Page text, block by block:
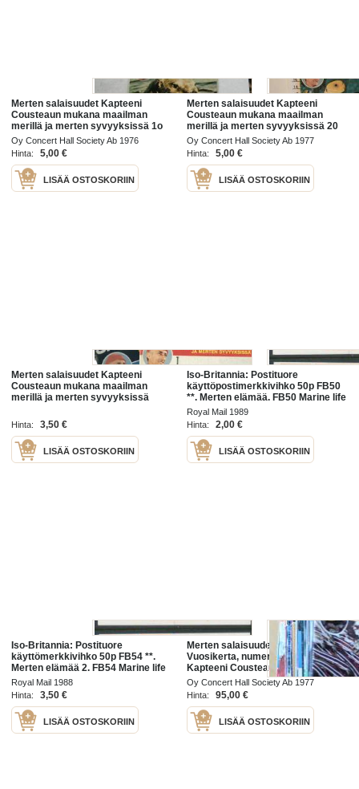
Merten salaisuudet Kapteeni
Cousteaun mukana maailman
merillä ja merten syvyyksissä 1o
/76
Oy Concert Hall Society Ab 1976
Hinta:
5,00 €
LISÄÄ OSTOSKORIIN
Merten salaisuudet Kapteeni
Cousteaun mukana maailman
merillä ja merten syvyyksissä 20
/77
Oy Concert Hall Society Ab 1977
Hinta:
5,00 €
LISÄÄ OSTOSKORIIN
Merten salaisuudet Kapteeni
Cousteaun mukana maailman
merillä ja merten syvyyksissä
Hinta: 3,50 €
LISÄÄ OSTOSKORIIN
Iso-Britannia: Postituore
käyttöpostimerkkivihko 50p FB50
**. Merten elämää. FB50 Marine life
1. Parasitic Anemone, Common
whelk Shell, Umbrella
Royal Mail 1989
Hinta:
2,00 €
LISÄÄ OSTOSKORIIN
Iso-Britannia: Postituore
käyttömerkkivihko 50p FB54 **.
Merten elämää 2. FB54 Marine life
2. The Common Hermit crab,
Bladder wrack, Laver spire shell.
Royal Mail 1988
Hinta:
3,50 €
LISÄÄ OSTOSKORIIN
Merten salaisuudet 1977 -
Vuosikerta, numerot 1-50.
Kapteeni Cousteaun mukana
maailman merillä ja merten
syvyyksissä
Oy Concert Hall Society Ab 1977
Hinta:
95,00 €
LISÄÄ OSTOSKORIIN